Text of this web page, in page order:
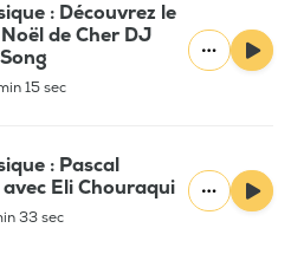
: Découvrez le
de Cher DJ
15 sec
: Pascal
Eli Chouraqui
33 sec